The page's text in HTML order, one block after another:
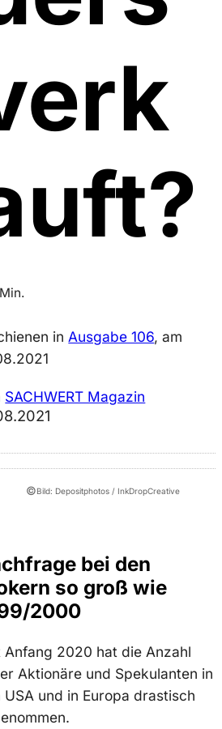
inAusgabe 106, am
SACHWERT Magazin
©Bild: Depositphotos / InkDropCreative
bei den
so groß wie
2000
Anfang 2020 hat die Anzahl
Aktionäre und Spekulanten in
USA und in Europa drastisch